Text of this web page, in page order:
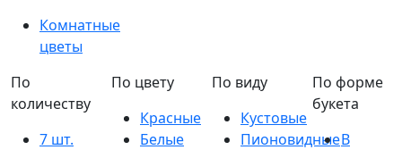
Комнатные
цветы
По
количеству
7 шт.
По цвету
Красные
Белые
По виду
Кустовые
Пионовидные
По форме
букета
В